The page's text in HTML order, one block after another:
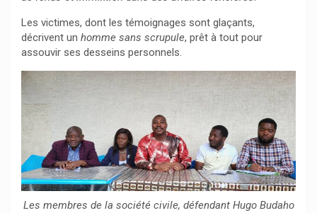
Les victimes, dont les témoignages sont glaçants,
décrivent un homme sans scrupule, prêt à tout pour
assouvir ses desseins personnels.
Les membres de la société civile, défendant Hugo Budaho